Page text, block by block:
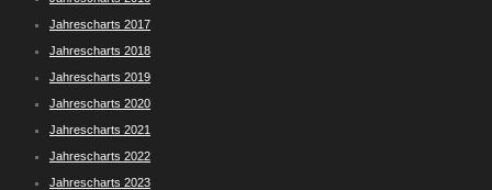
Jahrescharts 2017
Jahrescharts 2018
Jahrescharts 2019
Jahrescharts 2020
Jahrescharts 2021
Jahrescharts 2022
Jahrescharts 2023